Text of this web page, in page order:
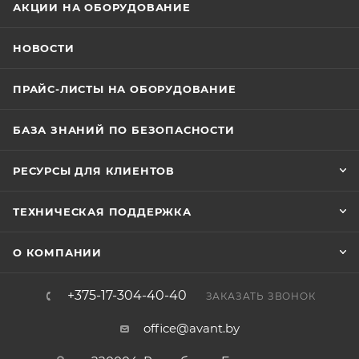
АКЦИИ НА ОБОРУДОВАНИЕ
НОВОСТИ
ПРАЙС-ЛИСТЫ НА ОБОРУДОВАНИЕ
БАЗА ЗНАНИЙ ПО БЕЗОПАСНОСТИ
РЕСУРСЫ ДЛЯ КЛИЕНТОВ
ТЕХНИЧЕСКАЯ ПОДДЕРЖКА
О КОМПАНИИ
+375-17-304-40-40 ЗАКАЗАТЬ ЗВОНОК
office@avant.by